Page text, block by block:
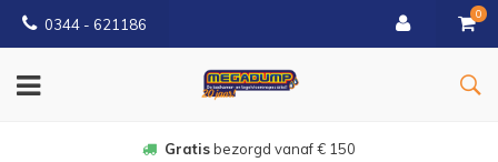
0344 - 621186
0
Gratisbezorgd vanaf € 150